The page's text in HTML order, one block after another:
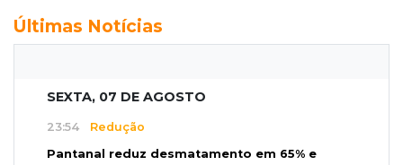
Últimas Notícias
SEXTA, 07 DE AGOSTO
23:54 Redução
Pantanal reduz desmatamento em 65% e